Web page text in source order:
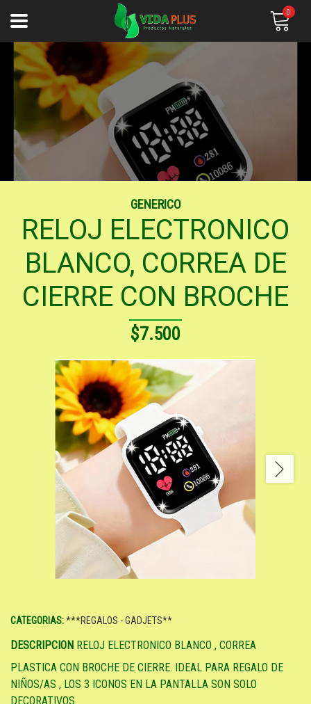
0
GENERICO
RELOJ ELECTRONICO
BLANCO, CORREA DE
CIERRE CON BROCHE
$7.500
CATEGORIAS:***REGALOS - GADJETS**
DESCRIPCION RELOJ ELECTRONICO BLANCO , CORREA
PLASTICA CON BROCHE DE CIERRE. IDEAL PARA REGALO DE
NIÑOS/AS , LOS 3 ICONOS EN LA PANTALLA SON SOLO
DECORATIVOS.